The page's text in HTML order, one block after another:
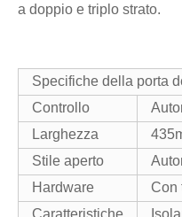
a doppio e triplo strato.
Specifiche della porta
Controllo
Larghezza
Stile aperto
Hardware
Con
Caratteristiche